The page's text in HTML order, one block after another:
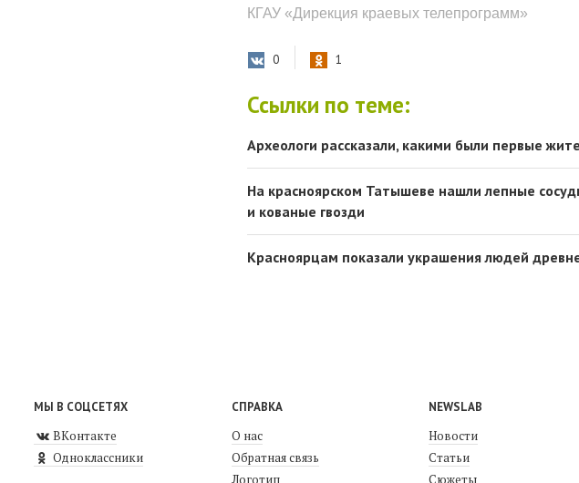
КГАУ «Дирекция краевых телепрограмм»
0 1
Ссылки по теме:
Археологи рассказали, какими были первые
На красноярском Татышеве нашли лепные
и кованые гвозди
Красноярцам показали украшения людей
МЫ В СОЦСЕТЯХ
ВКонтакте
Одноклассники
СПРАВКА
О нас
Обратная связь
Логотип
NEWSLAB
Новости
Статьи
Сюжеты